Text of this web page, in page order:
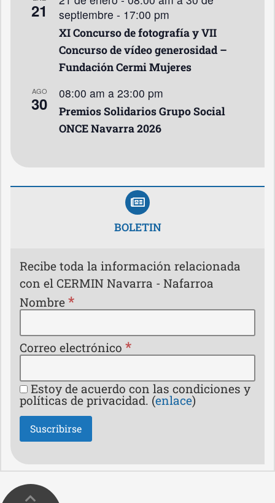
21
septiembre - 17:00 pm
XI Concurso de fotografía y VII
Concurso de vídeo generosidad –
Fundación Cermi Mujeres
AGO
30
08:00 am a 23:00 pm
Premios Solidarios Grupo Social
ONCE Navarra 2026
BOLETIN
Recibe toda la información relacionada
con el CERMIN Navarra - Nafarroa
Nombre *
Correo electrónico *
Estoy de acuerdo con las condiciones y
políticas de privacidad. (enlace)